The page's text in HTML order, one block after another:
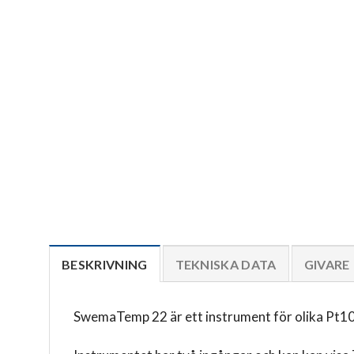
BESKRIVNING TEKNISKA DATA GIVARE
SwemaTemp 22 är ett instrument för olika